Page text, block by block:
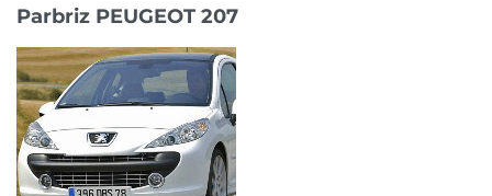
Parbriz PEUGEOT 207